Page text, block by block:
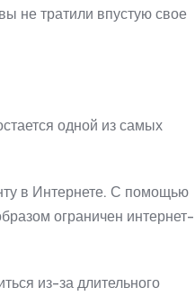
не тратили впустую свое
одной из самых
в Интернете. С помощью
ограничен интернет-
из-за длительного